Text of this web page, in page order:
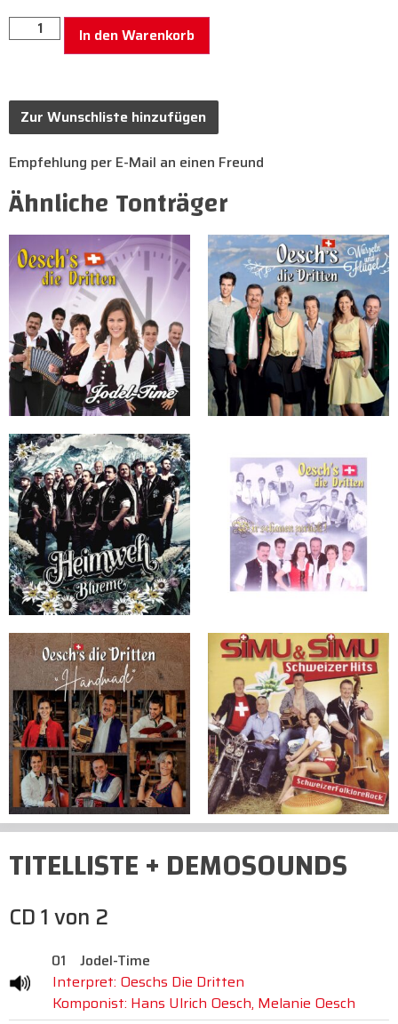
In den Warenkorb
Zur Wunschliste hinzufügen
Empfehlung per E-Mail an einen Freund
Ähnliche Tonträger
TITELLISTE + DEMOSOUNDS
CD 1 von 2
01
Jodel-Time
Interpret: Oeschs Die Dritten
Komponist: Hans Ulrich Oesch, Melanie Oesch